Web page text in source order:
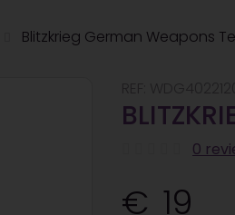
Blitzkrieg German Weapons
0
19